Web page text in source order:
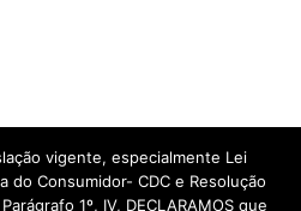
vigente, especialmente Lei
do Consumidor- CDC e Resolução
1º, IV, DECLARAMOS que